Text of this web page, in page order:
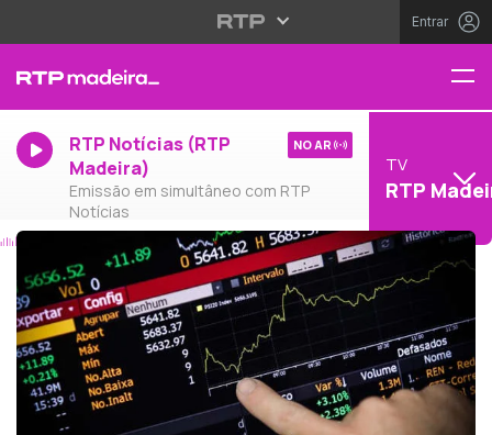
Entrar
RTP Notícias (RTP
Madeira)
Emissão em simultâneo com RTP
Notícias
NO AR
TV
RTP